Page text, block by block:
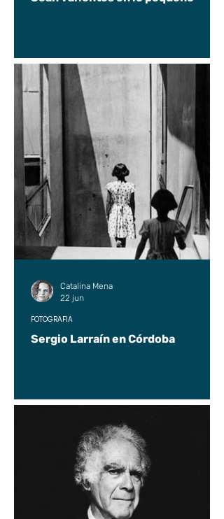
Sergio Larraín en Córdoba
FOTOGRAFÍA
Catalina Mena
22 jun